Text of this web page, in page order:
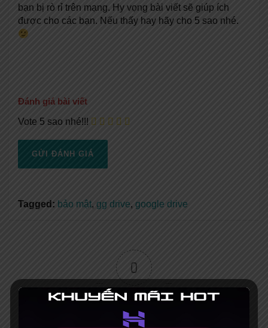
bạn bị rò rỉ trên mạng. Hy vọng bài viết sẽ giúp ích
được cho các bạn. Nếu thấy hay hãy cho 5 sao nhé.
Đánh giá bài viết
Vote 5 sao nhé!!!
Tagged: bảo mật, gg drive, google drive
0
Article Rating